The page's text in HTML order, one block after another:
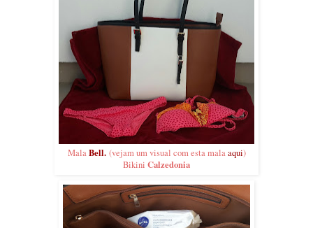
MalaBell. (vejam um visual com esta malaaqui)
Bikini Calzedonia